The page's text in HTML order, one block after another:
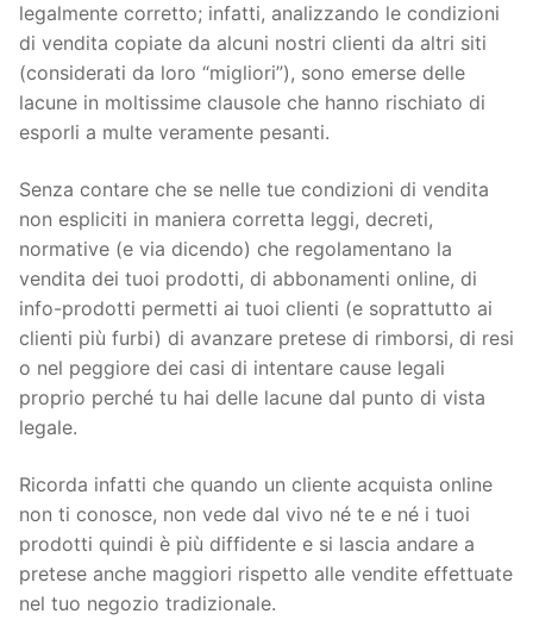
legalmente corretto; infatti, analizzando le condizioni
di vendita copiate da alcuni nostri clienti da altri siti
(considerati da loro “migliori”), sono emerse delle
lacune in moltissime clausole che hanno rischiato di
esporli a multe veramente pesanti.
Senza contare che se nelle tue condizioni di vendita
non espliciti in maniera corretta leggi, decreti,
normative (e via dicendo) che regolamentano la
vendita dei tuoi prodotti, di abbonamenti online, di
info-prodotti permetti ai tuoi clienti (e soprattutto ai
clienti più furbi) di avanzare pretese di rimborsi, di resi
o nel peggiore dei casi di intentare cause legali
proprio perché tu hai delle lacune dal punto di vista
legale.
Ricorda infatti che quando un cliente acquista online
non ti conosce, non vede dal vivo né te e né i tuoi
prodotti quindi è più diffidente e si lascia andare a
pretese anche maggiori rispetto alle vendite effettuate
nel tuo negozio tradizionale.